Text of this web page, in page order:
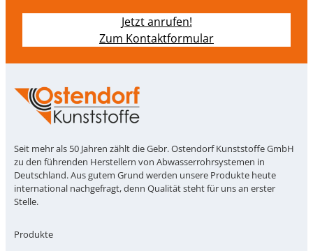
Jetzt anrufen!
Zum Kontaktformular
Seit mehr als 50 Jahren zählt die Gebr. Ostendorf Kunststoffe GmbH
zu den führenden Herstellern von Abwasserrohrsystemen in
Deutschland. Aus gutem Grund werden unsere Produkte heute
international nachgefragt, denn Qualität steht für uns an erster
Stelle.
Produkte